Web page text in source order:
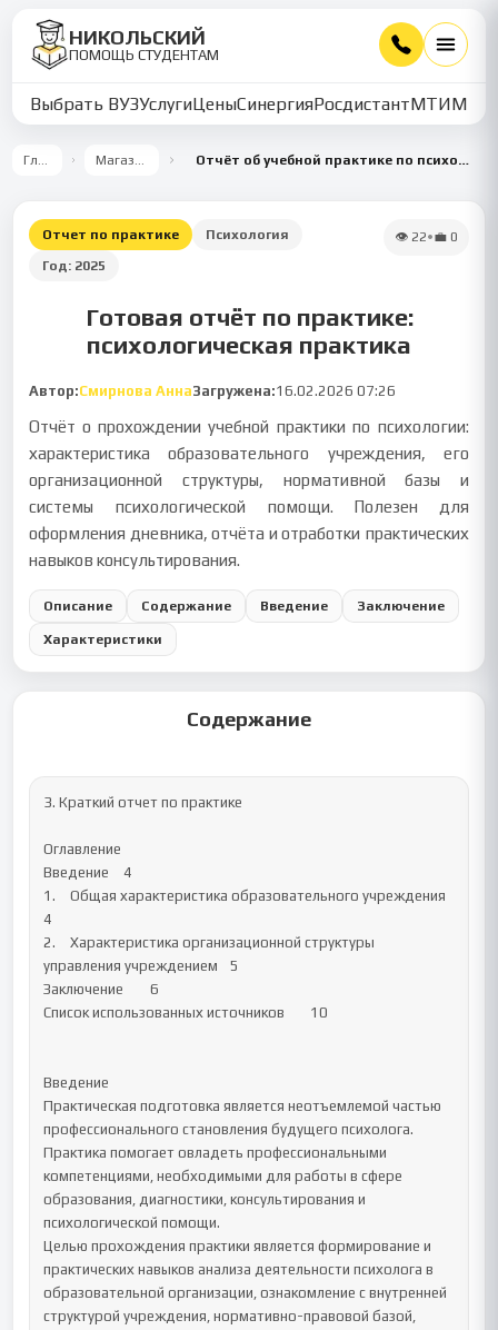
НИКОЛЬСКИЙ
ПОМОЩЬ СТУДЕНТАМ
Выбрать ВУЗУслугиЦеныСинергияРосдистантМТИММУ
Главная Магазин работ Отчёт об учебной практике по психологии в образовательной организации
Отчет по практике
Психология
Год: 2025
👁 22•💼 0
Готовая отчёт по практике:
психологическая практика
Автор:Смирнова АннаЗагружена:16.02.2026 07:26
Отчёт о прохождении учебной практики по психологии:
характеристика образовательного учреждения, его
организационной структуры, нормативной базы и
системы психологической помощи. Полезен для
оформления дневника, отчёта и отработки практических
навыков консультирования.
Описание Содержание Введение Заключение
Характеристики
Содержание
3. Краткий отчет по практике
Оглавление
Введение	4
1.	Общая характеристика образовательного учреждения
4
2.	Характеристика организационной структуры
управления учреждением	5
Заключение	6
Список использованных источников	10
Введение
Практическая подготовка является неотъемлемой частью
профессионального становления будущего психолога.
Практика помогает овладеть профессиональными
компетенциями, необходимыми для работы в сфере
образования, диагностики, консультирования и
психологической помощи.
Целью прохождения практики является формирование и
практических навыков анализа деятельности психолога в
образовательной организации, ознакомление с внутренней
структурой учреждения, нормативно-правовой базой,